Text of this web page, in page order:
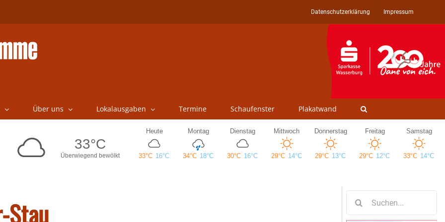
Datenschutzerklärung Impressum
Über uns Lokalausgaben Termine Schaufenster Plakatwand
Stau
nach: